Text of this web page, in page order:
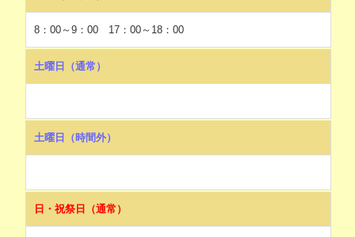
8：00～9：00 17：00～18：00
土曜日（通常）
土曜日（時間外）
日・祝祭日（通常）